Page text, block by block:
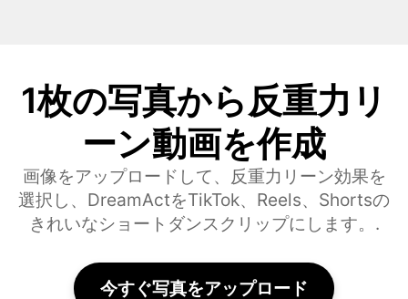
1枚の写真から反重力リ
ーン動画を作成
画像をアップロードして、反重力リーン効果を
選択し、DreamActをTikTok、Reels、Shortsの
きれいなショートダンスクリップにします。.
今すぐ写真をアップロード